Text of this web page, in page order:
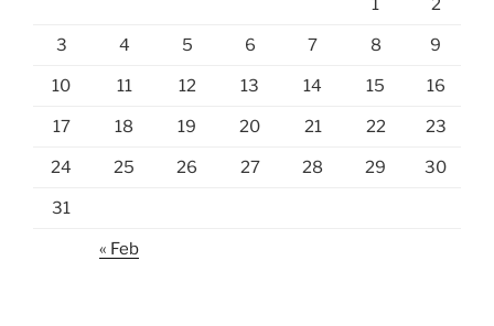
1 2
3 4 5 6 7 8 9
10 11 12 13 14 15 16
17 18 19 20 21 22 23
24 25 26 27 28 29 30
31
« Feb